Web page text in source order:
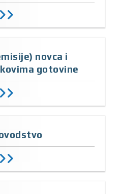
novca i
gotovine